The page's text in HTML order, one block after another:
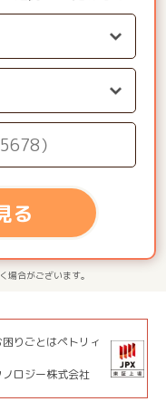
る
合がございます。
りごとはペトリィ
ロジー株式会社